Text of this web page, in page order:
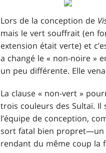
Lors de la conception de
mais le vert souffrait (en
extension était verte) et
a changé le « non-noire »
un peu différente. Elle
La clause « non-vert »
trois couleurs des Sultaï. Il
l’équipe de conception,
sort fatal bien propret—un
rendant du même coup la